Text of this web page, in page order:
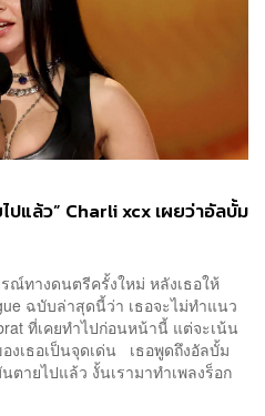
แล้ว” Charli xcx เผยว่าอัลบั้ม
ณ์ทางดนตรีครั้งใหม่ หลังเธอให้
ฉบับล่าสุดนี้ว่า เธอจะไม่ทำแนว
ที่เคยทำไปก่อนหน้านี้ แต่จะเน้น
งเธอเป็นจุดเด่น เธอพูดถึงอัลบั้ม
ายไปแล้ว งั้นเรามาทำเพลงร็อก